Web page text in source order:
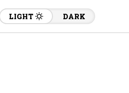
LIGHT DARK